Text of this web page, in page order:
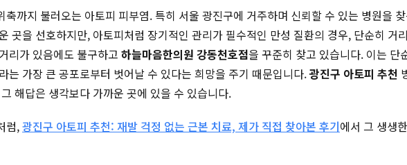
까지 불러오는 아토피 피부염. 특히 서울 광진구에 거주하며 신뢰할 수 있는 병원을
곳을 선호하지만, 아토피처럼 장기적인 관리가 필수적인 만성 질환의 경우, 단순히
리가 있음에도 불구하고 하늘마음한의원 강동천호점을 꾸준히 찾고 있습니다. 이는
는 가장 큰 공포로부터 벗어날 수 있다는 희망을 주기 때문입니다.광진구 아토피 추천
해답은 생각보다 가까운 곳에 있을 수 있습니다.
럼,광진구 아토피 추천: 재발 걱정 없는 근본 치료, 제가 직접 찾아본 후기에서 그 생생